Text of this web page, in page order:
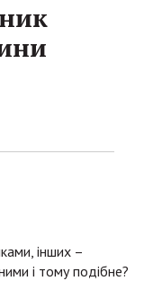
інших –
і тому подібне?